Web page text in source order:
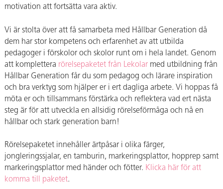
motivation att fortsätta vara aktiv.
Vi är stolta över att få samarbeta med Hållbar Generation då
dem har stor kompetens och erfarenhet av att utbilda
pedagoger i förskolor och skolor runt om i hela landet. Genom
att komplettera rörelsepaketet från Lekolar med utbildning från
Hållbar Generation får du som pedagog och lärare inspiration
och bra verktyg som hjälper er i ert dagliga arbete. Vi hoppas få
möta er och tillsammans förstärka och reflektera vad ert nästa
steg är för att utveckla en allsidig rörelseförmåga och nå en
hållbar och stark generation barn!
Rörelsepaketet innehåller ärtpåsar i olika färger,
jongleringssjalar, en tamburin, markeringsplattor, hopprep samt
markeringsplattor med händer och fötter. Klicka här för att
komma till paketet.